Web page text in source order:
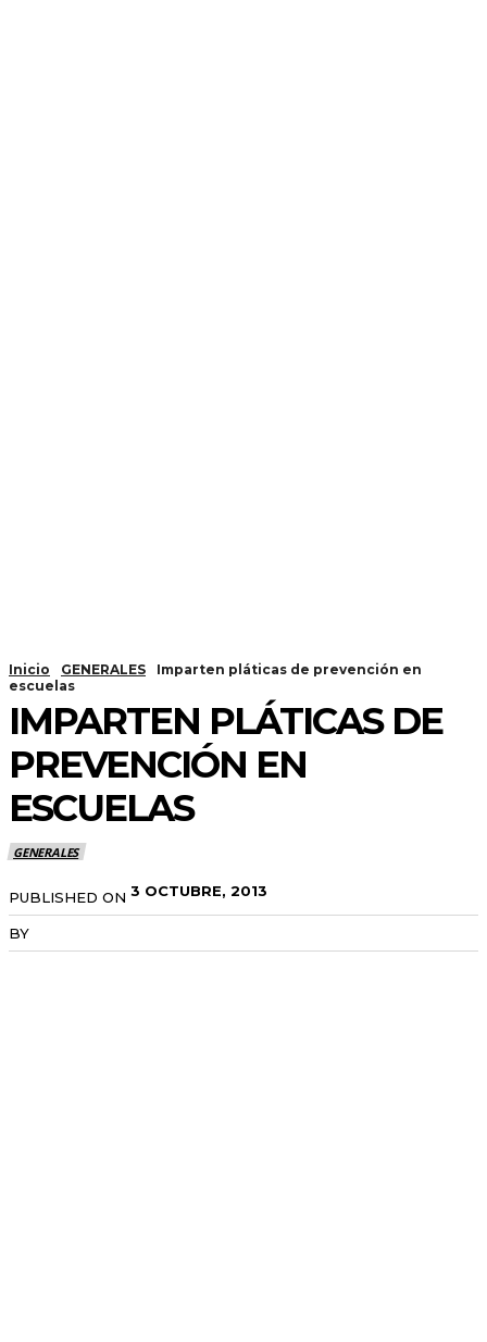
Inicio GENERALES
Imparten pláticas de prevención en
escuelas
IMPARTEN PLÁTICAS DE
PREVENCIÓN EN
ESCUELAS
GENERALES
PUBLISHED ON 3 OCTUBRE, 2013
BY